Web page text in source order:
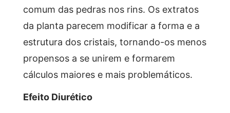
comum das pedras nos rins. Os extratos
da planta parecem modificar a forma e a
estrutura dos cristais, tornando-os menos
propensos a se unirem e formarem
cálculos maiores e mais problemáticos.
Efeito Diurético